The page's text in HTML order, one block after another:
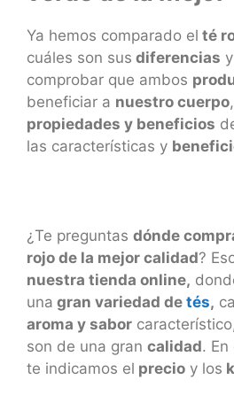
Ya hemos comparado el té
cuáles son sus diferencias
comprobar que ambos
beneficiar a nuestro cuerpo
propiedades y beneficios
las características y
¿Te preguntas dónde
rojo de la mejor calidad?
nuestra tienda online,
una gran variedad de tés,
aroma y sabor
son de una gran calidad.
te indicamos el precio y los